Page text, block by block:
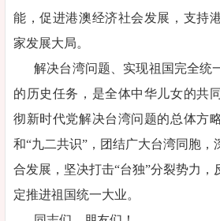
能，促进港澳经济社会发展，支持
家发展大局。
解决台湾问题、实现祖国完全统
的历史任务，是全体中华儿女的共
彻新时代党解决台湾问题的总体方
和“九二共识”，团结广大台湾同胞，
合发展，坚决打击“台独”分裂势力，
定推进祖国统一大业。